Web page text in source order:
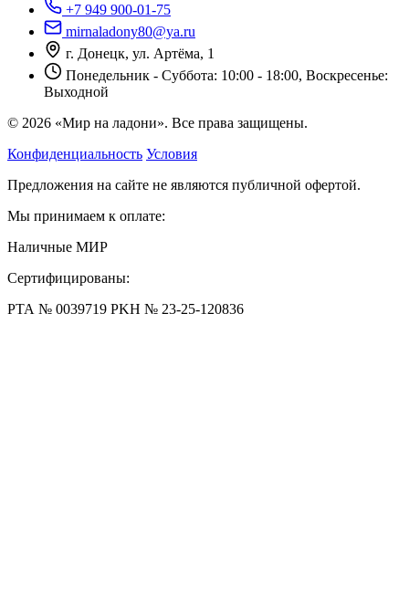
+7 949 900-01-75
mirnaladony80@ya.ru
г. Донецк, ул. Артёма, 1
Понедельник - Суббота: 10:00 - 18:00, Воскресенье:
Выходной
© 2026 «Мир на ладони». Все права защищены.
Конфиденциальность Условия
Предложения на сайте не являются публичной офертой.
Мы принимаем к оплате:
Наличные МИР
Сертифицированы:
РТА № 0039719 РKН № 23-25-120836